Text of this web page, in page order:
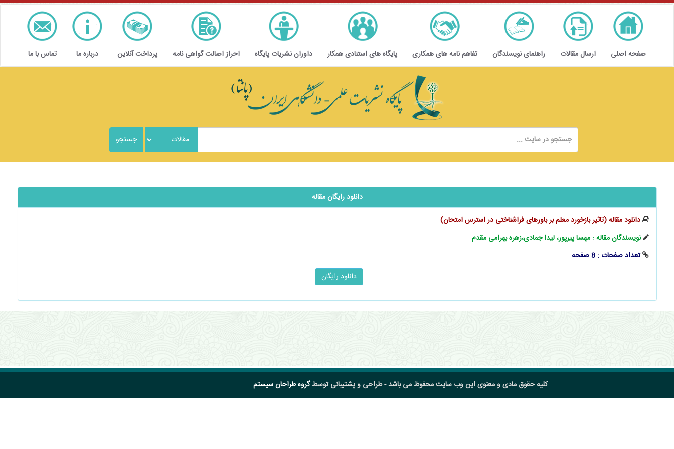
صفحه اصلی ارسال مقالات راهنمای نویسندگان تفاهم نامه های همکاری پایگاه های استنادی همکار داوران نشریات پایگاه احراز اصالت گواهی نامه پرداخت آنلاین درباره ما تماس با ما
دانلود رایگان مقاله
دانلود مقاله (تاثیر بازخورد معلم بر باورهای فراشناختی در استرس امتحان)
نویسندگان مقاله : مهسا پیرپور، لیدا جمادی،زهره بهرامی مقدم
تعداد صفحات : 8 صفحه
کلیه حقوق مادی و معنوی این وب سایت محفوظ می باشد - طراحی و پشتیبانی توسطگروه طراحان سیستم